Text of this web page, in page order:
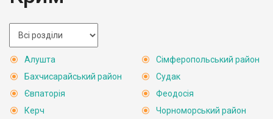
Алушта
Бахчисарайський район
Євпаторія
Керч
Сімферопольський район
Судак
Феодосія
Чорноморський район